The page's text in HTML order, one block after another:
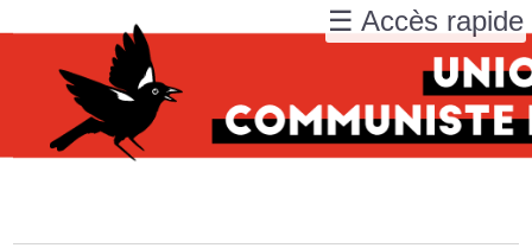
☰ Accès rapide